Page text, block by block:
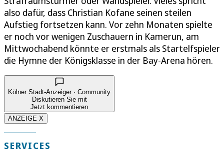
also dafür, dass Christian Kofane seinen steilen
Aufstieg fortsetzen kann. Vor zehn Monaten spielte
er noch vor wenigen Zuschauern in Kamerun, am
Mittwochabend könnte er erstmals als Startelfspieler
die Hymne der Königsklasse in der Bay-Arena hören.
Kölner Stadt-Anzeiger · Community
Diskutieren Sie mit
Jetzt kommentieren
ANZEIGE X
SERVICES